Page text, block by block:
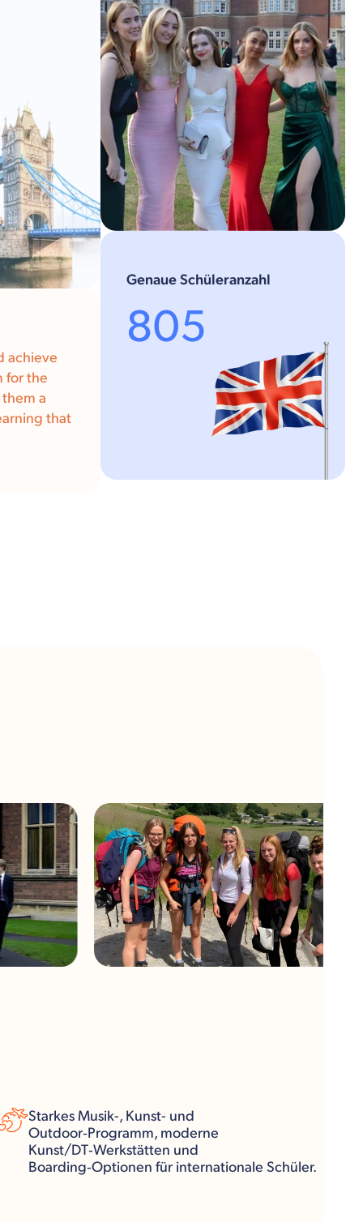
achieve
for the
a
that
Genaue Schüleranzahl
805
Starkes Musik-, Kunst- und
Outdoor‑Programm, moderne
Kunst/DT‑Werkstätten und
Boarding‑Optionen für internationale Schüler.